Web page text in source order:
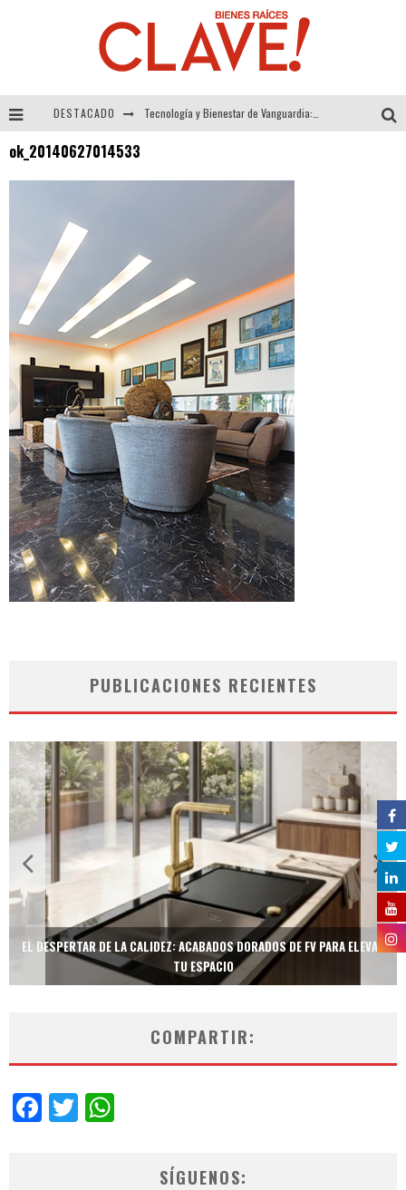
DESTACADO
ok_20140627014533
PUBLICACIONES RECIENTES
EL DESPERTAR DE LA CALIDEZ: ACABADOS DORADOS DE FV PARA ELEVAR
TU ESPACIO
COMPARTIR:
Facebook
Twitter
SÍGUENOS: